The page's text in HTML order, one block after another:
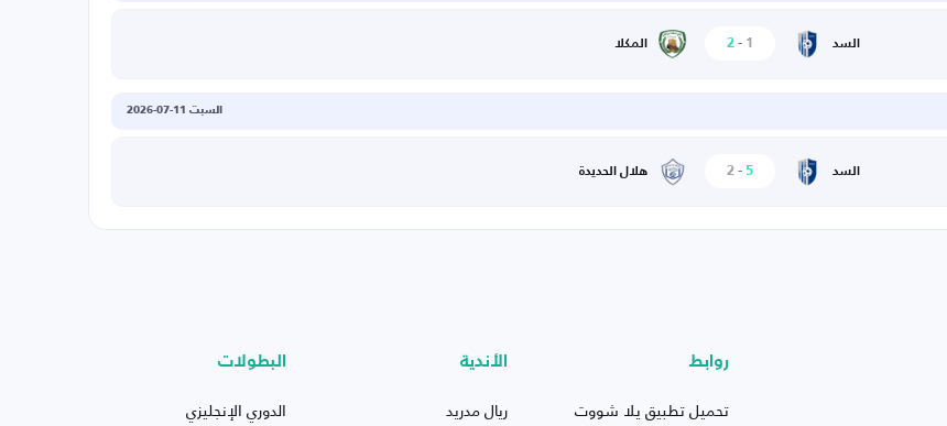
السد 1
-
2 المكلا
السبت 11-07-2026
السد 5
-
2 هلال الحديدة
روابط
تحميل تطبيق يلا شووت
الأندية
ريال مدريد
البطولات
الدوري الإنجليزي